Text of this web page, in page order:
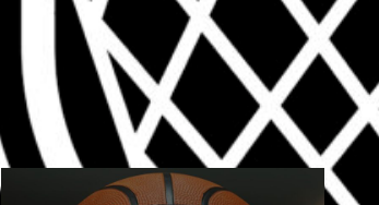
BC Nokian toiminnanjohtajana
toimii kauden 2026–2027 alusta
Mikko Salminen.